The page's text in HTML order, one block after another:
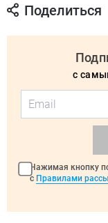
Поделиться
с
Нажимая кнопку
с Правилами